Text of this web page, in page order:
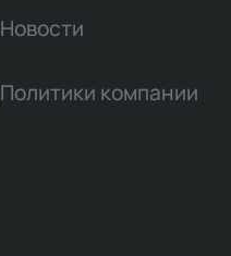
Новости
Политики компании